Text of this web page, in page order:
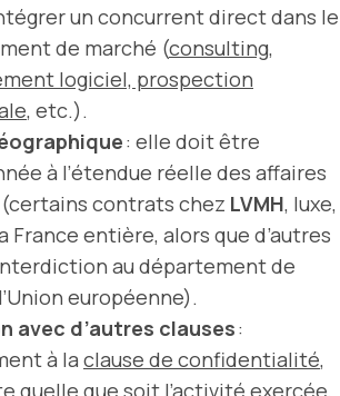
un concurrent direct dans le
de marché (consulting,
logiciel, prospection
, etc.).
: elle doit être
à l’étendue réelle des affaires
contrats chez LVMH, luxe,
France entière, alors que d’autres
au département de
européenne).
avec d’autres clauses:
à la clause de confidentialité,
quelle que soit l’activité exercée,